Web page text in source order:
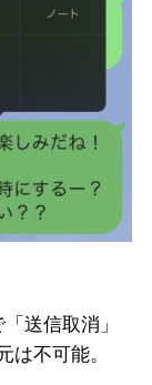
送信取消」
は不可能。